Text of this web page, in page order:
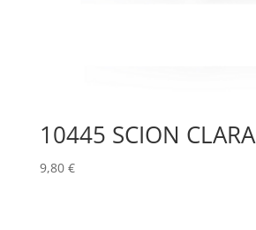
10445 SCION CLARA
9,80 €